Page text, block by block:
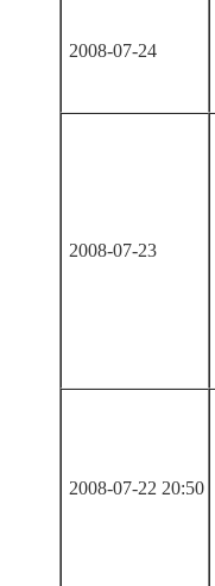
2008-07-24
2008-07-23
2008-07-22 20:50